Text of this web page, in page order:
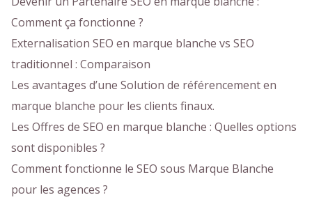
Comment ça fonctionne ?
Externalisation SEO en marque blanche vs SEO
traditionnel : Comparaison
Les avantages d’une Solution de référencement en
marque blanche pour les clients finaux.
Les Offres de SEO en marque blanche : Quelles options
sont disponibles ?
Comment fonctionne le SEO sous Marque Blanche
pour les agences ?